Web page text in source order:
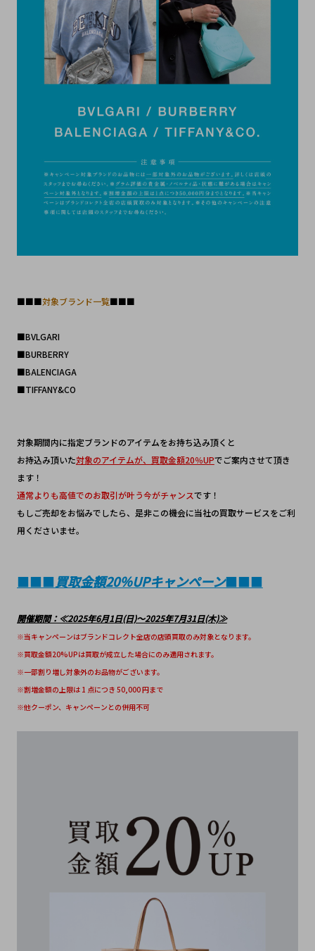
■■■対象ブランド一覧■■■
■BVLGARI
■BURBERRY
■BALENCIAGA
■TIFFANY&CO
対象期間内に指定ブランドのアイテムをお持ち込み頂くと
お持込み頂いた対象のアイテムが、買取金額20％UPでご案内させて頂き
ます！
通常よりも高値でのお取引が叶う今がチャンスです！
もしご売却をお悩みでしたら、是非この機会に当社の買取サービスをご利
用くださいませ。
■■■買取金額20％UPキャンペーン■■■
開催期間：≪2025年6月1日(日)～2025年7月31日(木)≫
※当キャンペーンはブランドコレクト全店の店頭買取のみ対象となります。
※買取金額20%UPは買取が成立した場合にのみ適用されます。
※一部割り増し対象外のお品物がございます。
※割増金額の上限は 1 点につき 50,000 円まで
※他クーポン、キャンペーンとの併用不可